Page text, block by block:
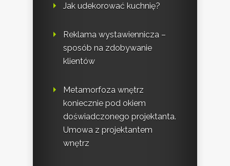
Jak udekorować kuchnię?
Reklama wystawiennicza –
sposób na zdobywanie
klientów
Metamorfoza wnętrz
koniecznie pod okiem
doświadczonego projektanta.
Umowa z projektantem
wnętrz